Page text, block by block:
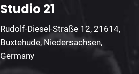
Studio 21
Rudolf-Diesel-Straße 12, 21614,
Buxtehude, Niedersachsen,
Germany